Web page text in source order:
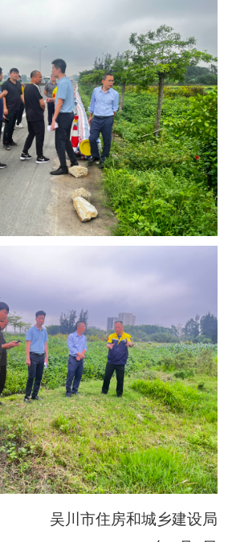
吴川市住房和城乡建设局